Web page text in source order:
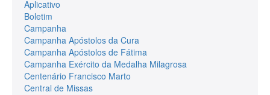
Aplicativo
Boletim
Campanha
Campanha Apóstolos da Cura
Campanha Apóstolos de Fátima
Campanha Exército da Medalha Milagrosa
Centenário Francisco Marto
Central de Missas